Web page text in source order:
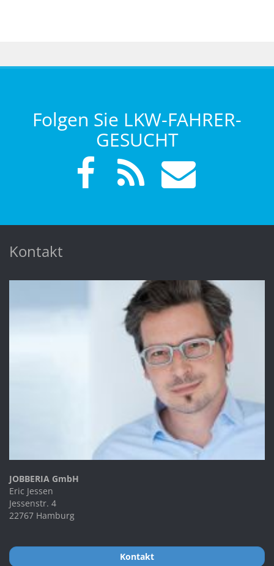
Folgen Sie LKW-FAHRER-
GESUCHT
Kontakt
JOBBERIA GmbH
Eric Jessen
Jessenstr. 4
22767 Hamburg
Kontakt